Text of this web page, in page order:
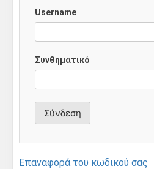
Username
Συνθηματικό
Επαναφορά του κωδικού σας